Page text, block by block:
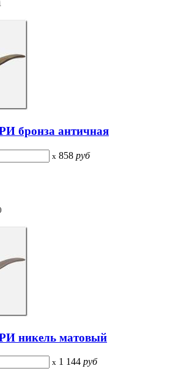
бронза античная
x 858 руб
никель матовый
x 1 144 руб